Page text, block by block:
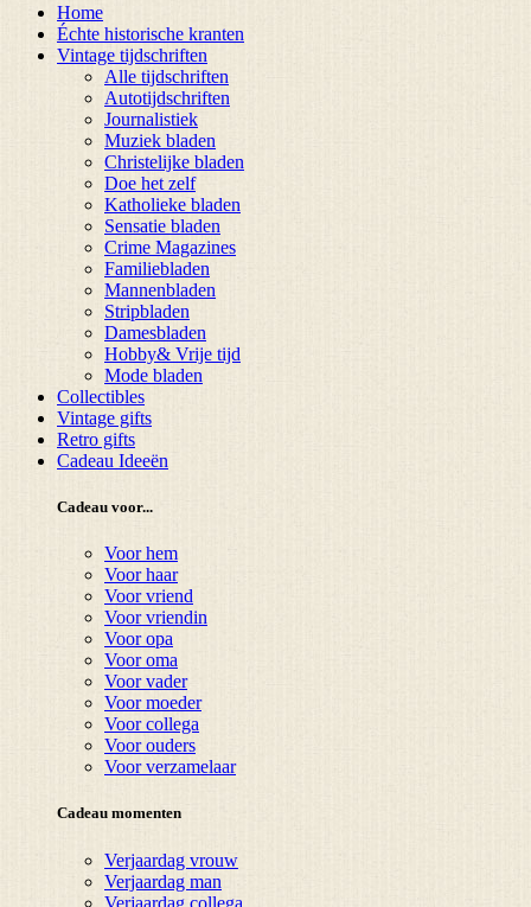
Home
Échte historische kranten
Vintage tijdschriften
Alle tijdschriften
Autotijdschriften
Journalistiek
Muziek bladen
Christelijke bladen
Doe het zelf
Katholieke bladen
Sensatie bladen
Crime Magazines
Familiebladen
Mannenbladen
Stripbladen
Damesbladen
Hobby& Vrije tijd
Mode bladen
Collectibles
Vintage gifts
Retro gifts
Cadeau Ideeën
Cadeau voor...
Voor hem
Voor haar
Voor vriend
Voor vriendin
Voor opa
Voor oma
Voor vader
Voor moeder
Voor collega
Voor ouders
Voor verzamelaar
Cadeau momenten
Verjaardag vrouw
Verjaardag man
Verjaardag collega